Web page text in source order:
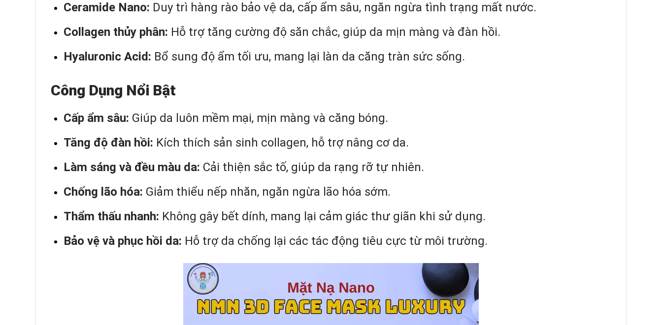
Ceramide Nano: Duy trì hàng rào bảo vệ da, cấp ẩm sâu, ngăn ngừa tình trạng mất nước.
Collagen thủy phân: Hỗ trợ tăng cường độ săn chắc, giúp da mịn màng và đàn hồi.
Hyaluronic Acid: Bổ sung độ ẩm tối ưu, mang lại làn da căng tràn sức sống.
Công Dụng Nổi Bật
Cấp ẩm sâu: Giúp da luôn mềm mại, mịn màng và căng bóng.
Tăng độ đàn hồi: Kích thích sản sinh collagen, hỗ trợ nâng cơ da.
Làm sáng và đều màu da: Cải thiện sắc tố, giúp da rạng rỡ tự nhiên.
Chống lão hóa: Giảm thiểu nếp nhăn, ngăn ngừa lão hóa sớm.
Thẩm thấu nhanh: Không gây bết dính, mang lại cảm giác thư giãn khi sử dụng.
Bảo vệ và phục hồi da: Hỗ trợ da chống lại các tác động tiêu cực từ môi trường.